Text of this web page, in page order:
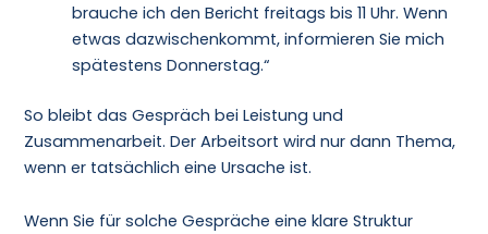
brauche ich den Bericht freitags bis 11 Uhr. Wenn
etwas dazwischenkommt, informieren Sie mich
spätestens Donnerstag.“
So bleibt das Gespräch bei Leistung und
Zusammenarbeit. Der Arbeitsort wird nur dann Thema,
wenn er tatsächlich eine Ursache ist.
Wenn Sie für solche Gespräche eine klare Struktur